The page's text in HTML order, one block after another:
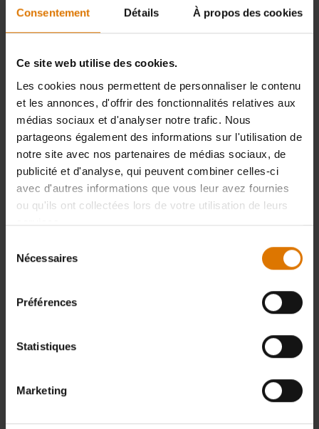
Consentement Détails À propos des cookies
Ce site web utilise des cookies.
Les cookies nous permettent de personnaliser le contenu
et les annonces, d'offrir des fonctionnalités relatives aux
médias sociaux et d'analyser notre trafic. Nous
partageons également des informations sur l'utilisation de
notre site avec nos partenaires de médias sociaux, de
publicité et d'analyse, qui peuvent combiner celles-ci
avec d'autres informations que vous leur avez fournies
ou qu'ils ont collectées lors de votre utilisation de leurs
services.
Nécessaires
Préférences
Statistiques
Marketing